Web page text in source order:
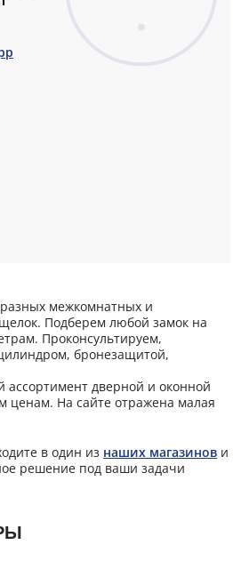
межкомнатных и
Подберем любой замок на
Проконсультируем,
бронезащитой,
дверной и оконной
ценам. На сайте отражена малая
в один из наших магазинов и
решение под ваши задачи